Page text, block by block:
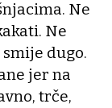
Ne
Ne
dugo.
jer na
trče,